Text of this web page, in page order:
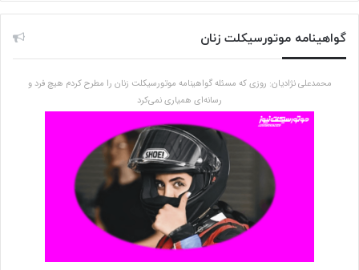
گواهینامه موتورسیکلت زنان
محمدعلی نژادیان: روزی که مسئله گواهینامه موتورسیکلت زنان را مطرح کردم هیچ فرد و
رسانه‌ای همیاری نمی‌کرد